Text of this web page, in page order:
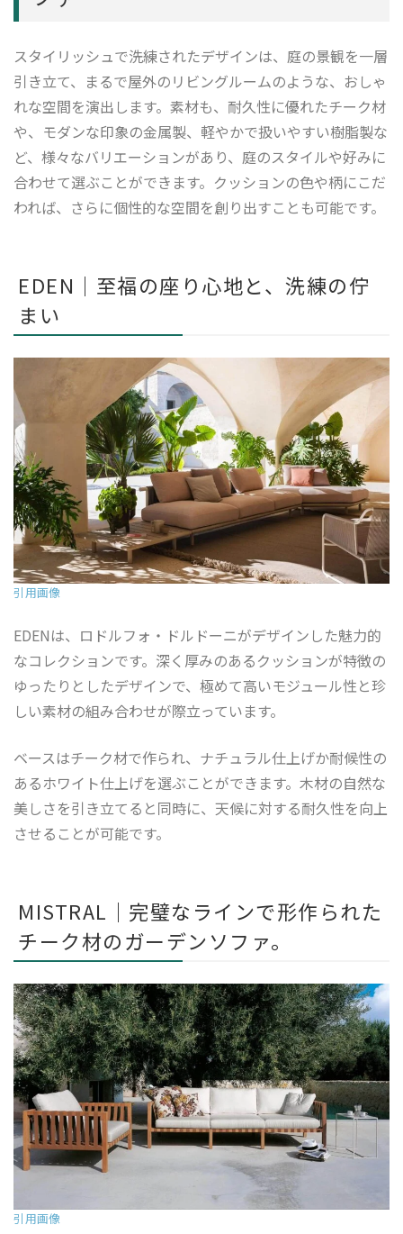
スタイリッシュで洗練されたデザインは、庭の景観を一層
引き立て、まるで屋外のリビングルームのような、おしゃ
れな空間を演出します。素材も、耐久性に優れたチーク材
や、モダンな印象の金属製、軽やかで扱いやすい樹脂製な
ど、様々なバリエーションがあり、庭のスタイルや好みに
合わせて選ぶことができます。クッションの色や柄にこだ
われば、さらに個性的な空間を創り出すことも可能です。
EDEN｜至福の座り心地と、洗練の佇
まい
引用画像
EDENは、ロドルフォ・ドルドーニがデザインした魅力的
なコレクションです。深く厚みのあるクッションが特徴の
ゆったりとしたデザインで、極めて高いモジュール性と珍
しい素材の組み合わせが際立っています。
ベースはチーク材で作られ、ナチュラル仕上げか耐候性の
あるホワイト仕上げを選ぶことができます。木材の自然な
美しさを引き立てると同時に、天候に対する耐久性を向上
させることが可能です。
MISTRAL｜完璧なラインで形作られた
チーク材のガーデンソファ。
引用画像